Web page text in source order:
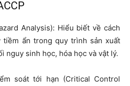
Analysis): Hiểu biết về cách
tiềm ẩn trong quy trình sản xuất
nguy sinh học, hóa học và vật lý.
soát tới hạn (Critical Control